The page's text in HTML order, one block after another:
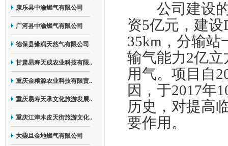
康乐县中渝燃气有限公司
广河县中渝燃气有限公司
德保县缘润天然气有限公司
甘肃易寿天成农业科技有限..
重庆金粮源农业科技有限责..
重庆易寿天承文化旅游发展..
重庆江津木皮天街旅游文化..
大柴旦金地燃气有限公司
公司建设的“
资5亿元，建
35km，分输站
输气能力2亿
用气。项目自
因，于2017年
历史，对提高
要作用。